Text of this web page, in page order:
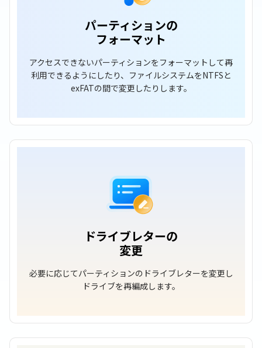
パーティションの
フォーマット
アクセスできないパーティションをフォーマットして再
利用できるようにしたり、ファイルシステムをNTFSと
exFATの間で変更したりします。
ドライブレターの
変更
必要に応じてパーティションのドライブレターを変更し
ドライブを再編成します。